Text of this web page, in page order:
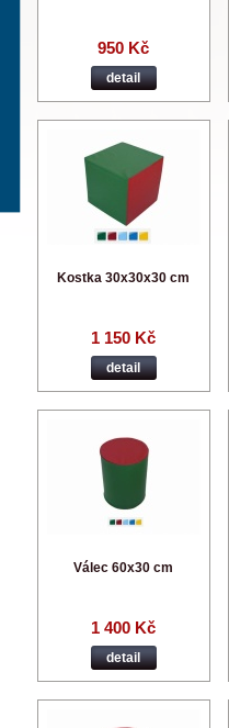
950 Kč
detail
Kostka 30x30x30 cm
1 150 Kč
detail
Válec 60x30 cm
1 400 Kč
detail